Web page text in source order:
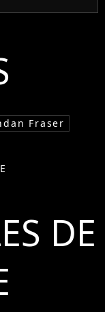
Aussi, après
les
l'animateur...
Fraser
DE